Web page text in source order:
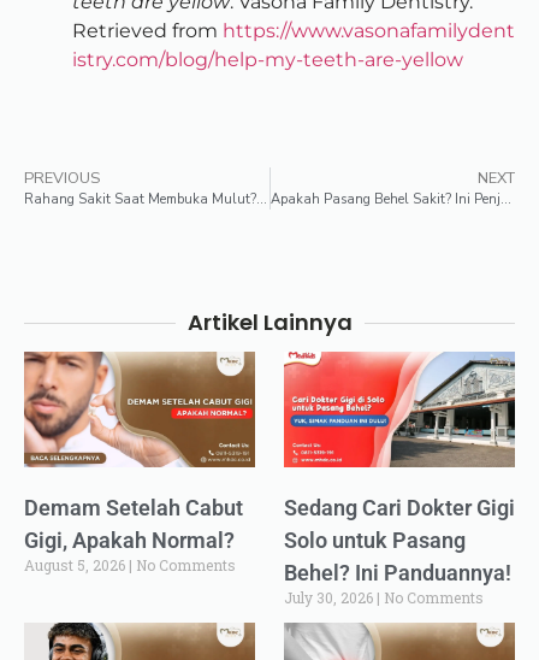
Retrieved from https://www.vasonafamilydent
istry.com/blog/help-my-teeth-are-yellow
PREVIOUS
Rahang Sakit Saat Membuka Mulut? Ini 6 Cara Mengatasinya!
NEXT
Apakah Pasang Behel Sakit? Ini Penjelasan Lengkapnya!
Artikel Lainnya
Demam Setelah Cabut
Gigi, Apakah Normal?
August 5, 2026 No Comments
Sedang Cari Dokter Gigi
Solo untuk Pasang
Behel? Ini Panduannya!
July 30, 2026 No Comments